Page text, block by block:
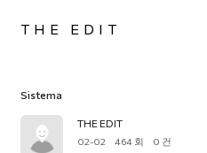
THE EDIT
Sistema
THE EDIT
02-02 464 회 0 건